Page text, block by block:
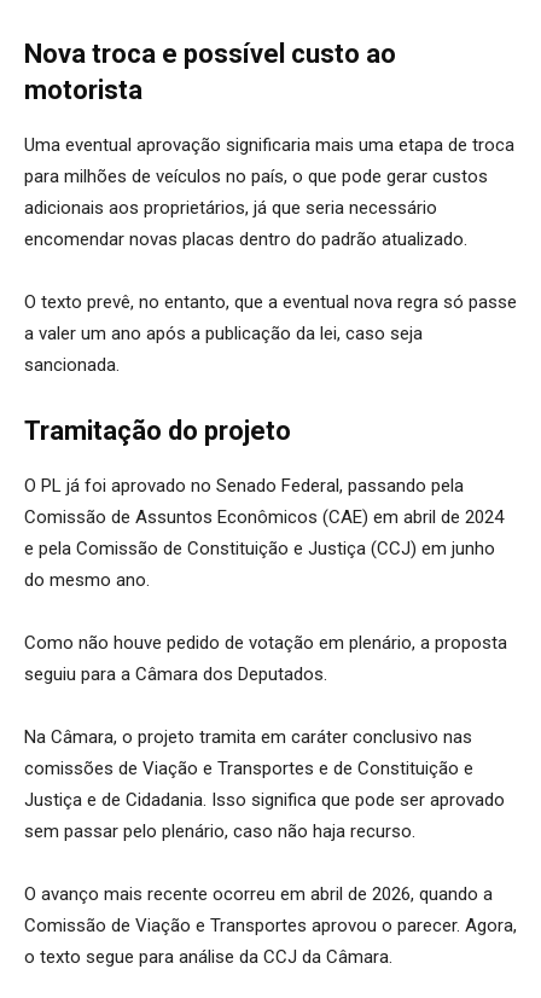
Nova troca e possível custo ao
motorista
Uma eventual aprovação significaria mais uma etapa de troca
para milhões de veículos no país, o que pode gerar custos
adicionais aos proprietários, já que seria necessário
encomendar novas placas dentro do padrão atualizado.
O texto prevê, no entanto, que a eventual nova regra só passe
a valer um ano após a publicação da lei, caso seja
sancionada.
Tramitação do projeto
O PL já foi aprovado no Senado Federal, passando pela
Comissão de Assuntos Econômicos (CAE) em abril de 2024
e pela Comissão de Constituição e Justiça (CCJ) em junho
do mesmo ano.
Como não houve pedido de votação em plenário, a proposta
seguiu para a Câmara dos Deputados.
Na Câmara, o projeto tramita em caráter conclusivo nas
comissões de Viação e Transportes e de Constituição e
Justiça e de Cidadania. Isso significa que pode ser aprovado
sem passar pelo plenário, caso não haja recurso.
O avanço mais recente ocorreu em abril de 2026, quando a
Comissão de Viação e Transportes aprovou o parecer. Agora,
o texto segue para análise da CCJ da Câmara.